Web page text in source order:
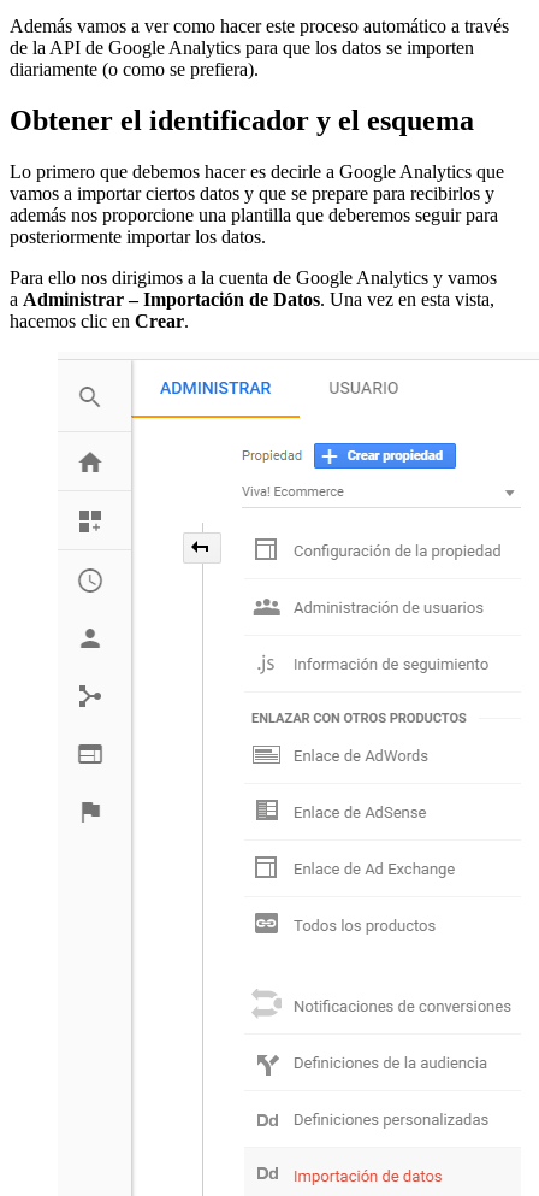
Además vamos a ver como hacer este proceso automático a través
de la API de Google Analytics para que los datos se importen
diariamente (o como se prefiera).
Obtener el identificador y el esquema
Lo primero que debemos hacer es decirle a Google Analytics que
vamos a importar ciertos datos y que se prepare para recibirlos y
además nos proporcione una plantilla que deberemos seguir para
posteriormente importar los datos.
Para ello nos dirigimos a la cuenta de Google Analytics y vamos
a Administrar – Importación de Datos. Una vez en esta vista,
hacemos clic en Crear.